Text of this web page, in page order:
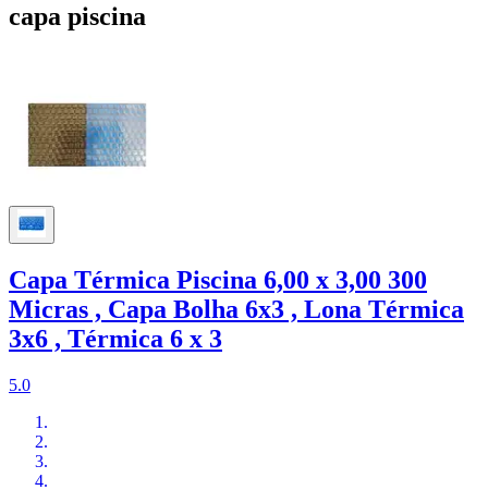
capa piscina
Capa Térmica Piscina 6,00 x 3,00 300
Micras , Capa Bolha 6x3 , Lona Térmica
3x6 , Térmica 6 x 3
5.0